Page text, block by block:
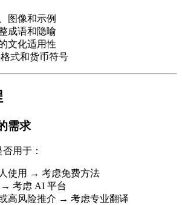
图像和示例
成语和隐喻
文化适用性
式和货币符号
需求
用于：
使用 → 考虑免费方法
考虑 AI 平台
高风险推介 → 考虑专业翻译